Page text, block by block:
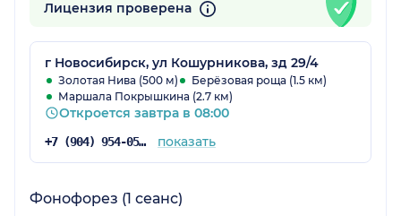
Лицензия проверена
г Новосибирск, ул Кошурникова, зд 29/4
Золотая Нива (500 м)
Берёзовая роща (1.5 км)
Маршала Покрышкина (2.7 км)
Откроется завтра в 08:00
+7 (904) 954-05-19 показать
Фонофорез (1 сеанс)